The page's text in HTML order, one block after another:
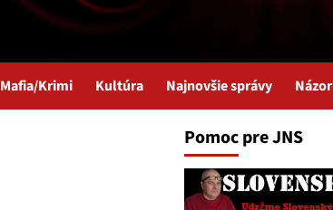
Mafia/Krimi Kultúra Najnovšie správy Názor
Pomoc pre JNS